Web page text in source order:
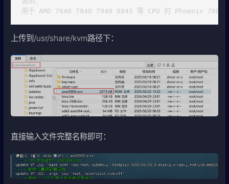
用于 AMD 7640 7840 7940 8845 等 CPU 的 Phoenix
上传到/usr/share/kvm路径下：
直接输入文件完整名称即可：